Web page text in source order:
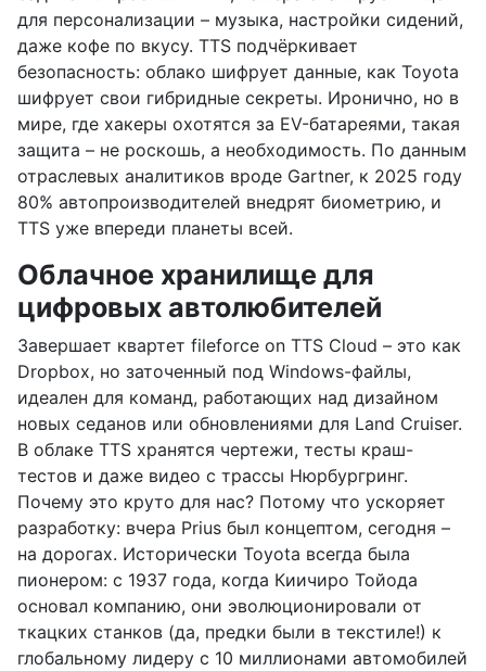
для персонализации – музыка, настройки сидений,
даже кофе по вкусу. TTS подчёркивает
безопасность: облако шифрует данные, как Toyota
шифрует свои гибридные секреты. Иронично, но в
мире, где хакеры охотятся за EV-батареями, такая
защита – не роскошь, а необходимость. По данным
отраслевых аналитиков вроде Gartner, к 2025 году
80% автопроизводителей внедрят биометрию, и
TTS уже впереди планеты всей.
Облачное хранилище для
цифровых автолюбителей
Завершает квартет fileforce on TTS Cloud – это как
Dropbox, но заточенный под Windows-файлы,
идеален для команд, работающих над дизайном
новых седанов или обновлениями для Land Cruiser.
В облаке TTS хранятся чертежи, тесты краш-
тестов и даже видео с трассы Нюрбургринг.
Почему это круто для нас? Потому что ускоряет
разработку: вчера Prius был концептом, сегодня –
на дорогах. Исторически Toyota всегда была
пионером: с 1937 года, когда Киичиро Тойода
основал компанию, они эволюционировали от
ткацких станков (да, предки были в текстиле!) к
глобальному лидеру с 10 миллионами автомобилей